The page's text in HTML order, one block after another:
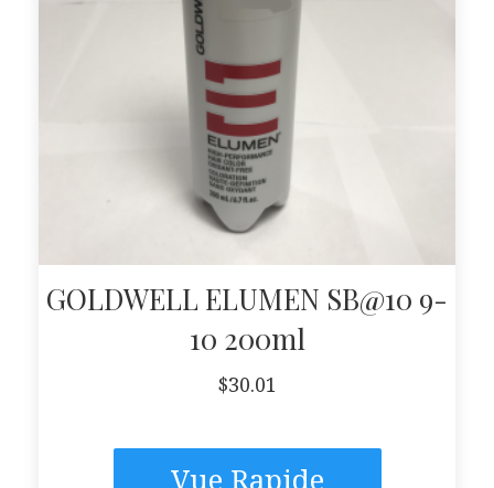
GOLDWELL ELUMEN SB@10 9-
10 200ml
$30.01
Vue Rapide